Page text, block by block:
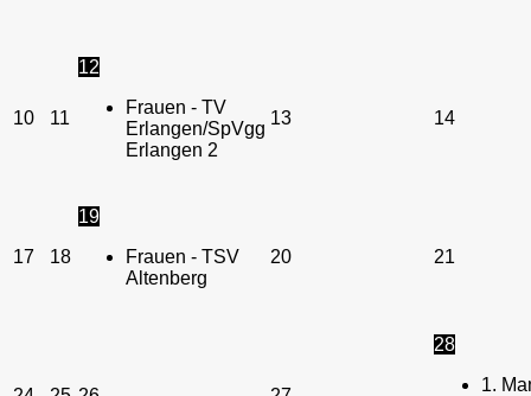
10 11
12
Frauen - TV
Erlangen/SpVgg
Erlangen 2
13 14
17 18
19
Frauen - TSV
Altenberg
20 21
28
1.